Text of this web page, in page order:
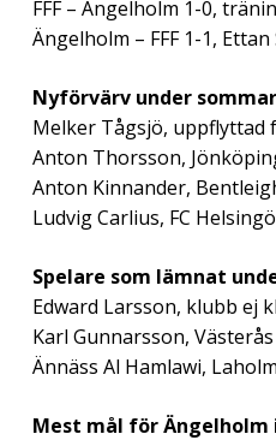
FFF – Ängelholm 1-0,
Ängelholm – FFF 1-1,
Nyförvärv under
Melker Tågsjö, uppflyttad
Anton Thorsson,
Anton Kinnander,
Ludvig Carlius, FC
Spelare som lämnat
Edward Larsson, klubb ej
Karl Gunnarsson, Västerås
Ännäss Al Hamlawi,
Mest mål för Ängelholm